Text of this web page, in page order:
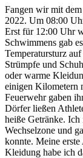
Fangen wir mit
2022. Um 08:00
Erst für 12:00 Uhr
Schwimmens gab
Temperatursturz
Strümpfe und
oder warme
einigen Kilometern
Feuerwehr gaben
Dörfer ließen
heiße Getränke.
Wechselzone und
konnte. Meine
Kleidung habe ich